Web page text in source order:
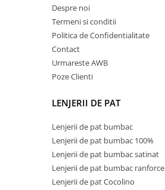
Despre noi
Termeni si conditii
Politica de Confidentialitate
Contact
Urmareste AWB
Poze Clienti
LENJERII DE PAT
Lenjerii de pat bumbac
Lenjerii de pat bumbac 100%
Lenjerii de pat bumbac satinat
Lenjerii de pat bumbac ranforce
Lenjerii de pat Cocolino